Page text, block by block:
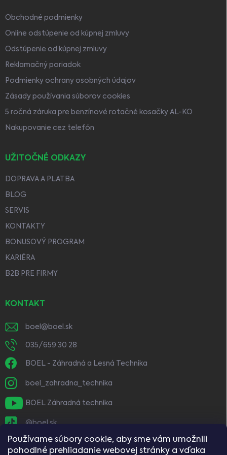
Používame súbory cookie, aby sme vám umožnili
pohodlné prehliadanie webovej stránky a vďaka
Obchodné podmienky
Online odstúpenie od kúpnej zmluvy
Odstúpenie od kúpnej zmluvy
Reklamačný poriadok
Podmienky ochrany osobných údajov
Zásady používania súborov cookies
5 ročná záruka pre benzínové rotačné kosačky AL-KO
Nakupovanie cez telefón
UŽITOČNÉ ODKAZY
DOPRAVA A PLATBA
BLOG
SERVIS
KONTAKTY
BONUSOVÝ PROGRAM
KARIÉRA
B2B PRE FIRMY
KONTAKT
boel @ boel.sk
035/659 30 28
BOEL - Záhradná a Lesná Technika
boel_zahradna_technika
BOEL Záhradná technika
@boel.sk